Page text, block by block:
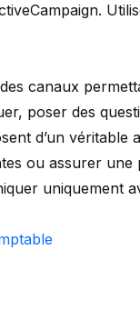
canaux
poser des
d’un véritable
ou assurer une
uniquement